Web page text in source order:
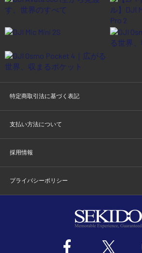
SEKIDO 会社概要
特定商取引法に基づく表記
支払い方法について
採用情報
プライバシーポリシー